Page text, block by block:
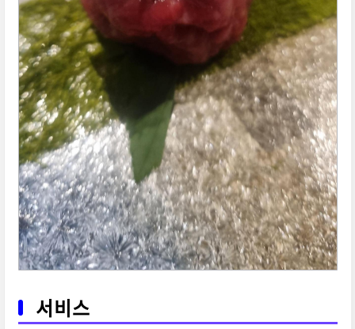
서비스